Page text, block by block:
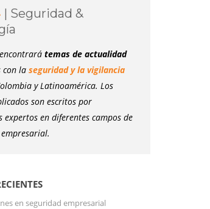
| Seguridad &
temas de actualidad
con la seguridad y la vigilancia
y Latinoamérica. Los
son escritos por
expertos en diferentes campos de
en seguridad empresarial